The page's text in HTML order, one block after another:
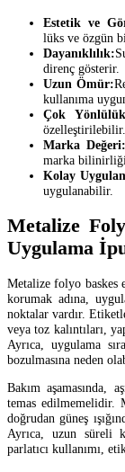
Estetik ve
lüks ve özgün
Dayanıklılık:
direnç gösterir.
Uzun Ömür:
kullanıma
Çok
özelleştirilebilir.
Marka
marka
Kolay
uygulanabilir.
Metalize
Uygulama
Metalize folyo baskes
korumak adına,
noktalar vardır.
veya toz kalıntıları,
Ayrıca, uygulama
bozulmasına neden
Bakım aşamasında,
temas edilmemelidir.
doğrudan güneş
Ayrıca, uzun süreli
parlatıcı kullanımı,